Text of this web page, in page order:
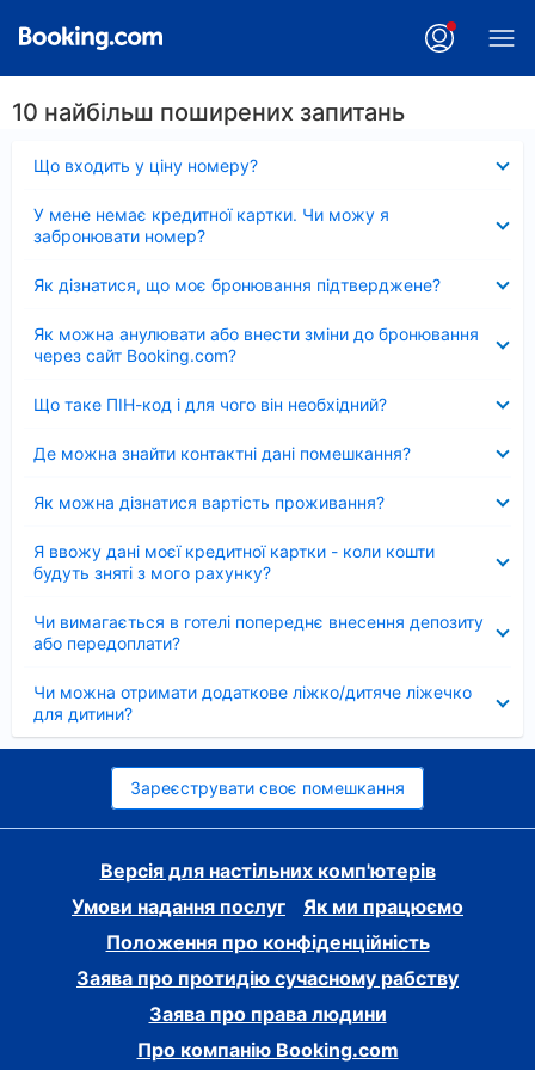
10 найбільш поширених запитань
Що входить у ціну номеру?
У мене немає кредитної картки. Чи можу я
забронювати номер?
Як дізнатися, що моє бронювання підтверджене?
Як можна анулювати або внести зміни до бронювання
через сайт Booking.com?
Що таке ПІН-код і для чого він необхідний?
Де можна знайти контактні дані помешкання?
Як можна дізнатися вартість проживання?
Я ввожу дані моєї кредитної картки - коли кошти
будуть зняті з мого рахунку?
Чи вимагається в готелі попереднє внесення депозиту
або передоплати?
Чи можна отримати додаткове ліжко/дитяче ліжечко
для дитини?
Зареєструвати своє помешкання
Версія для настільних комп'ютерів
Умови надання послуг
Як ми працюємо
Положення про конфіденційність
Заява про протидію сучасному рабству
Заява про права людини
Про компанію Booking.com